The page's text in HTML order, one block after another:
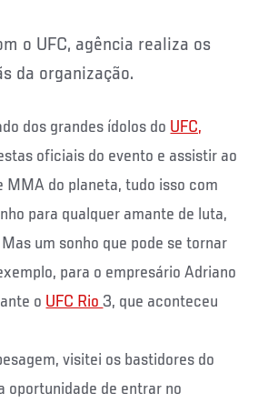
da organização.
dos grandes ídolos do UFC,
oficiais do evento e assistir ao
MMA do planeta, tudo isso com
para qualquer amante de luta,
um sonho que pode se tornar
para o empresário Adriano
o UFC Rio3, que aconteceu
visitei os bastidores do
oportunidade de entrar no